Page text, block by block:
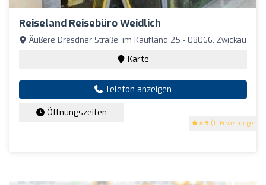
Reiseland Reisebüro Weidlich
4.9 (11 Bewertungen)
Äußere Dresdner Straße, im Kaufland 25 - 08066, Zwickau
Karte
Telefon anzeigen
Öffnungszeiten